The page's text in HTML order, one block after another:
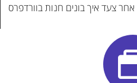
צעד איך בונים חנות בוורדפרס